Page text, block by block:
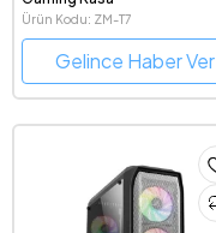
Ürün Kodu: ZM-T7
Gelince Haber Ver